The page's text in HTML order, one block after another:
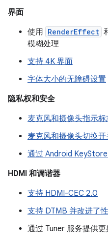
界面
使用 RenderEffect
模糊处理
支持 4K 界面
字体大小的无障碍设置
隐私权和安全
麦克风和摄像头指示标
麦克风和摄像头切换开
通过 Android
HDMI 和调谐器
支持 HDMI-CEC 2.0
支持 DTMB 并改进了
通过 Tuner 服务提供